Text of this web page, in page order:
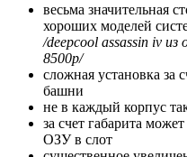
весьма значительная
хороших моделей
/deepcool assassin iv
8500р/
сложная установка за
башни
не в каждый корпус
за счет габарита
ОЗУ в слот